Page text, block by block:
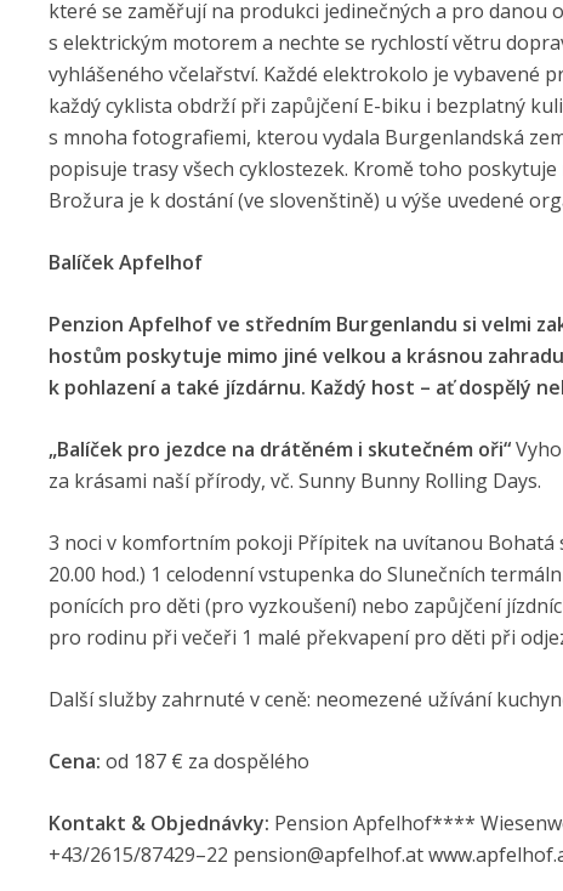
které se zaměřují na produkci jedinečných a pro
s elektrickým motorem a nechte se rychlostí větru
vyhlášeného včelařství. Každé elektrokolo je vybavené
každý cyklista obdrží při zapůjčení E-biku i bezplatný
s mnoha fotografiemi, kterou vydala Burgenlandská
popisuje trasy všech cyklostezek. Kromě toho
Brožura je k dostání (ve slovenštině) u výše uvedené
Balíček Apfelhof
Penzion Apfelhof ve středním Burgenlandu si velmi
hostům poskytuje mimo jiné velkou a krásnou
k pohlazení a také jízdárnu. Každý host – ať dospělý
„Balíček pro jezdce na drátěném i skutečném oři“
za krásami naší přírody, vč. Sunny Bunny Rolling Days.
3 noci v komfortním pokoji Přípitek na uvítanou Bohatá
20.00 hod.) 1 celodenní vstupenka do Slunečních
ponících pro děti (pro vyzkoušení) nebo zapůjčení
pro rodinu při večeři 1 malé překvapení pro děti při
Další služby zahrnuté v ceně: neomezené užívání
Cena: od 187 € za dospělého
Kontakt & Objednávky: Pension Apfelhof****
+43/2615/87429–22 pension@apfelhof.at